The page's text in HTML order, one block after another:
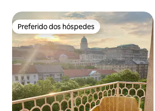
Preferido dos hóspedes
Preferido dos hóspedes